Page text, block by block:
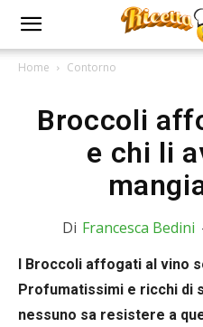
Home Contorno
Broccoli
e chi li
Di Francesca Bedini
I Broccoli affogati al vino
Profumatissimi e ricchi di
nessuno sa resistere a